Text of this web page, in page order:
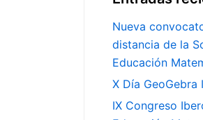
Nueva
distancia de la
Educación
X Día GeoGebra
IX Congreso